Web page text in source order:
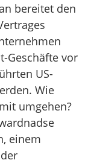
bereitet den
Geschäfte vor
US-
Wie
umgehen?
einem